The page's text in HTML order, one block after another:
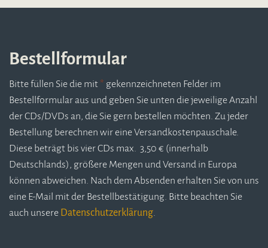
Bestellformular
Bitte füllen Sie die mit * gekennzeichneten Felder im
Bestellformular aus und geben Sie unten die jeweilige Anzahl
der CDs/DVDs an, die Sie gern bestellen möchten. Zu jeder
Bestellung berechnen wir eine Versandkostenpauschale.
Diese beträgt bis vier CDs max. 3,50 € (innerhalb
Deutschlands), größere Mengen und Versand in Europa
können abweichen. Nach dem Absenden erhalten Sie von uns
eine E-Mail mit der Bestellbestätigung. Bitte beachten Sie
auch unsere Datenschutzerklärung.